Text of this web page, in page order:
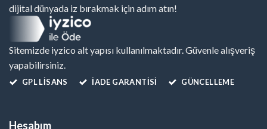
dijital dünyada iz bırakmak için adım atın!
Sitemizde iyzico alt yapısı kullanılmaktadır. Güvenle alışveriş
yapabilirsiniz.
GPL LISANS İADE GARANTİSİ GÜNCELLEME
Hesabım